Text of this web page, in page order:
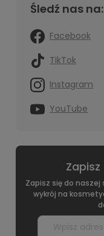
Śledź nas na:
Facebook
TikTok
Instagram
YouTube
Zapisz się do naszej
wykrój na